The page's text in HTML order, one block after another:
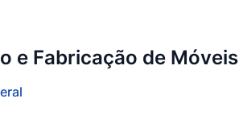
e Fabricação de Móveis